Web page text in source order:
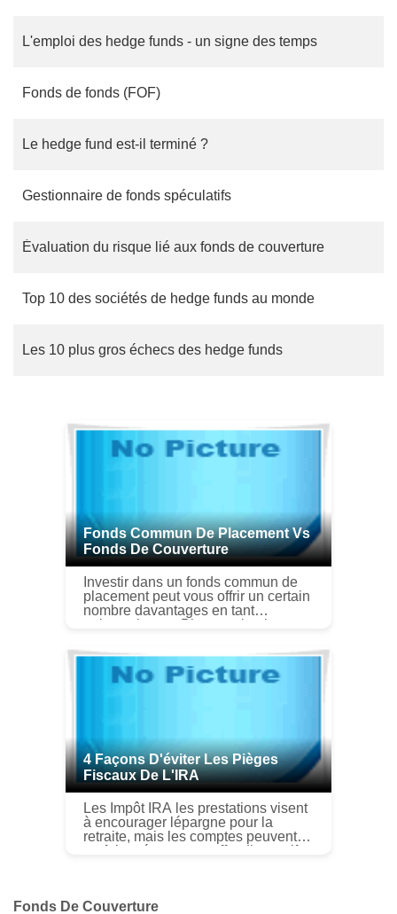
L'emploi des hedge funds - un signe des temps
Fonds de fonds (FOF)
Le hedge fund est-il terminé ?
Gestionnaire de fonds spéculatifs
Évaluation du risque lié aux fonds de couverture
Top 10 des sociétés de hedge funds au monde
Les 10 plus gros échecs des hedge funds
Fonds Commun De Placement Vs
Fonds De Couverture
Investir dans un fonds commun de
placement peut vous offrir un certain
nombre davantages en tant
quinvestisseur. Bien que la plupart
fonds communs de placement, les...
4 Façons D'éviter Les Pièges
Fiscaux De L'IRA
Les Impôt IRA les prestations visent
à encourager lépargne pour la
retraite, mais les comptes peuvent
parfois présenter un effet dissuasif
Fonds De Couverture